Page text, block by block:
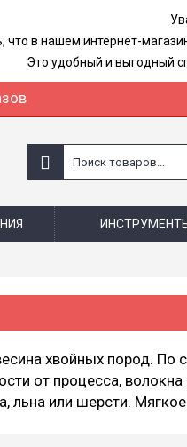
что в нашем интернет-
Это удобный и выгодный
хвойных пород. По
от процесса,
или шерсти.